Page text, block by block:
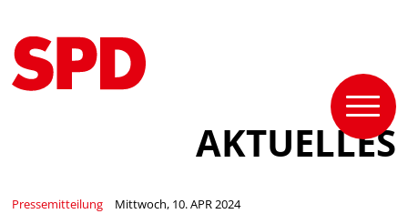
AKTUELLES
Pressemitteilung Mittwoch, 10. APR 2024